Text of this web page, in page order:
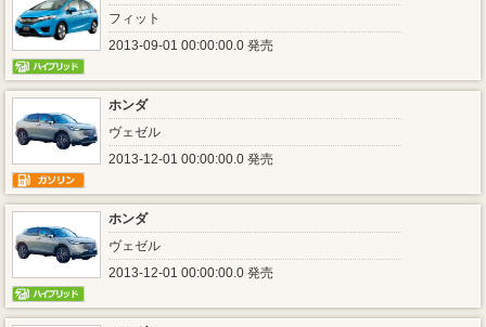
フィット
2013-09-01 00:00:00.0 発売
ホンダ
ヴェゼル
2013-12-01 00:00:00.0 発売
ホンダ
ヴェゼル
2013-12-01 00:00:00.0 発売